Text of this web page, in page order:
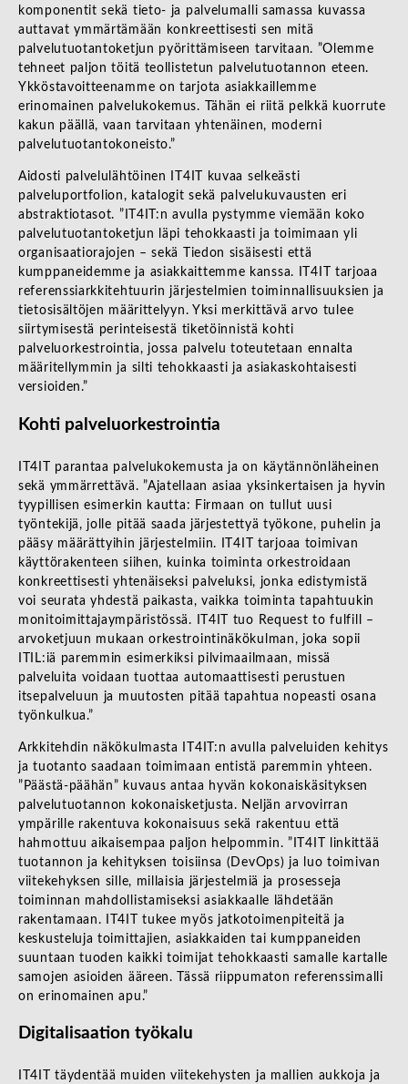
komponentit sekä tieto- ja palvelumalli samassa kuvassa
auttavat ymmärtämään konkreettisesti sen mitä
palvelutuotantoketjun pyörittämiseen tarvitaan. ”Olemme
tehneet paljon töitä teollistetun palvelutuotannon eteen.
Ykköstavoitteenamme on tarjota asiakkaillemme
erinomainen palvelukokemus. Tähän ei riitä pelkkä kuorrute
kakun päällä, vaan tarvitaan yhtenäinen, moderni
palvelutuotantokoneisto.”
Aidosti palvelulähtöinen IT4IT kuvaa selkeästi
palveluportfolion, katalogit sekä palvelukuvausten eri
abstraktiotasot. ”IT4IT:n avulla pystymme viemään koko
palvelutuotantoketjun läpi tehokkaasti ja toimimaan yli
organisaatiorajojen – sekä Tiedon sisäisesti että
kumppaneidemme ja asiakkaittemme kanssa. IT4IT tarjoaa
referenssiarkkitehtuurin järjestelmien toiminnallisuuksien ja
tietosisältöjen määrittelyyn. Yksi merkittävä arvo tulee
siirtymisestä perinteisestä tiketöinnistä kohti
palveluorkestrointia, jossa palvelu toteutetaan ennalta
määritellymmin ja silti tehokkaasti ja asiakaskohtaisesti
versioiden.”
Kohti palveluorkestrointia
IT4IT parantaa palvelukokemusta ja on käytännönläheinen
sekä ymmärrettävä. ”Ajatellaan asiaa yksinkertaisen ja hyvin
tyypillisen esimerkin kautta: Firmaan on tullut uusi
työntekijä, jolle pitää saada järjestettyä työkone, puhelin ja
pääsy määrättyihin järjestelmiin. IT4IT tarjoaa toimivan
käyttörakenteen siihen, kuinka toiminta orkestroidaan
konkreettisesti yhtenäiseksi palveluksi, jonka edistymistä
voi seurata yhdestä paikasta, vaikka toiminta tapahtuukin
monitoimittajaympäristössä. IT4IT tuo Request to fulfill –
arvoketjuun mukaan orkestrointinäkökulman, joka sopii
ITIL:iä paremmin esimerkiksi pilvimaailmaan, missä
palveluita voidaan tuottaa automaattisesti perustuen
itsepalveluun ja muutosten pitää tapahtua nopeasti osana
työnkulkua.”
Arkkitehdin näkökulmasta IT4IT:n avulla palveluiden kehitys
ja tuotanto saadaan toimimaan entistä paremmin yhteen.
”Päästä-päähän” kuvaus antaa hyvän kokonaiskäsityksen
palvelutuotannon kokonaisketjusta. Neljän arvovirran
ympärille rakentuva kokonaisuus sekä rakentuu että
hahmottuu aikaisempaa paljon helpommin. ”IT4IT linkittää
tuotannon ja kehityksen toisiinsa (DevOps) ja luo toimivan
viitekehyksen sille, millaisia järjestelmiä ja prosesseja
toiminnan mahdollistamiseksi asiakkaalle lähdetään
rakentamaan. IT4IT tukee myös jatkotoimenpiteitä ja
keskusteluja toimittajien, asiakkaiden tai kumppaneiden
suuntaan tuoden kaikki toimijat tehokkaasti samalle kartalle
samojen asioiden ääreen. Tässä riippumaton referenssimalli
on erinomainen apu.”
Digitalisaation työkalu
IT4IT täydentää muiden viitekehysten ja mallien aukkoja ja